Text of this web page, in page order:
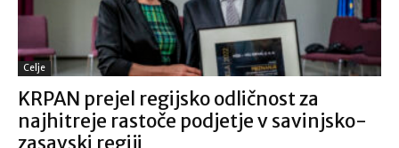
Celje
KRPAN prejel regijsko odličnost za
najhitreje rastoče podjetje v savinjsko-